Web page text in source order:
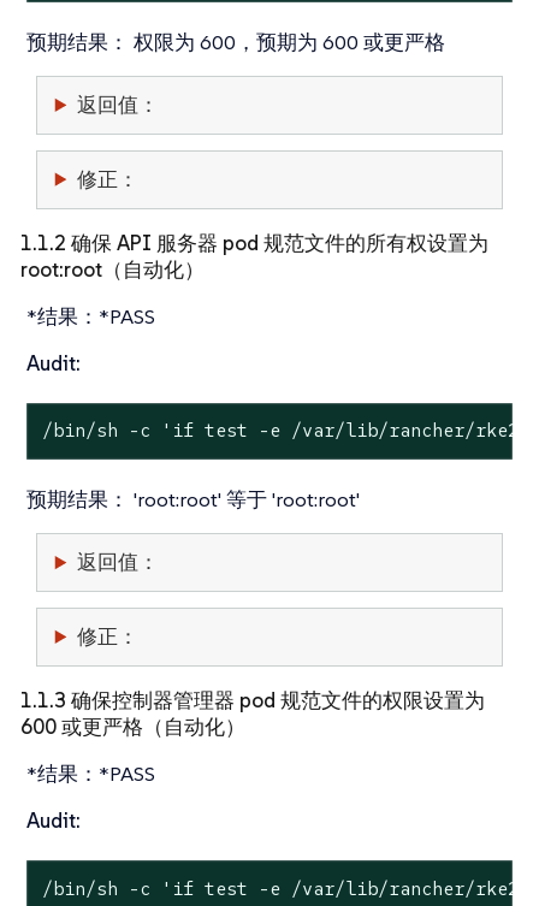
预期结果： 权限为 600，预期为 600 或更严格
返回值：
修正：
1.1.2 确保 API 服务器 pod 规范文件的所有权设置为
root:root（自动化）
*结果：*PASS
Audit:
/bin/sh -c 'if test -e /var/lib/rancher/rke2/
预期结果： 'root:root' 等于 'root:root'
返回值：
修正：
1.1.3 确保控制器管理器 pod 规范文件的权限设置为
600 或更严格（自动化）
*结果：*PASS
Audit:
/bin/sh -c 'if test -e /var/lib/rancher/rke2/